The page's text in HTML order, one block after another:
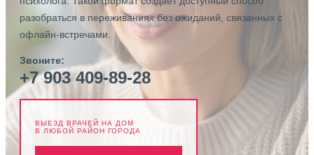
разобраться в переживаниях без ожиданий, связанных с
офлайн-встречами.
Звоните:
+7 903 409-89-28
ВЫЕЗД ВРАЧЕЙ НА ДОМ
В ЛЮБОЙ РАЙОН ГОРОДА